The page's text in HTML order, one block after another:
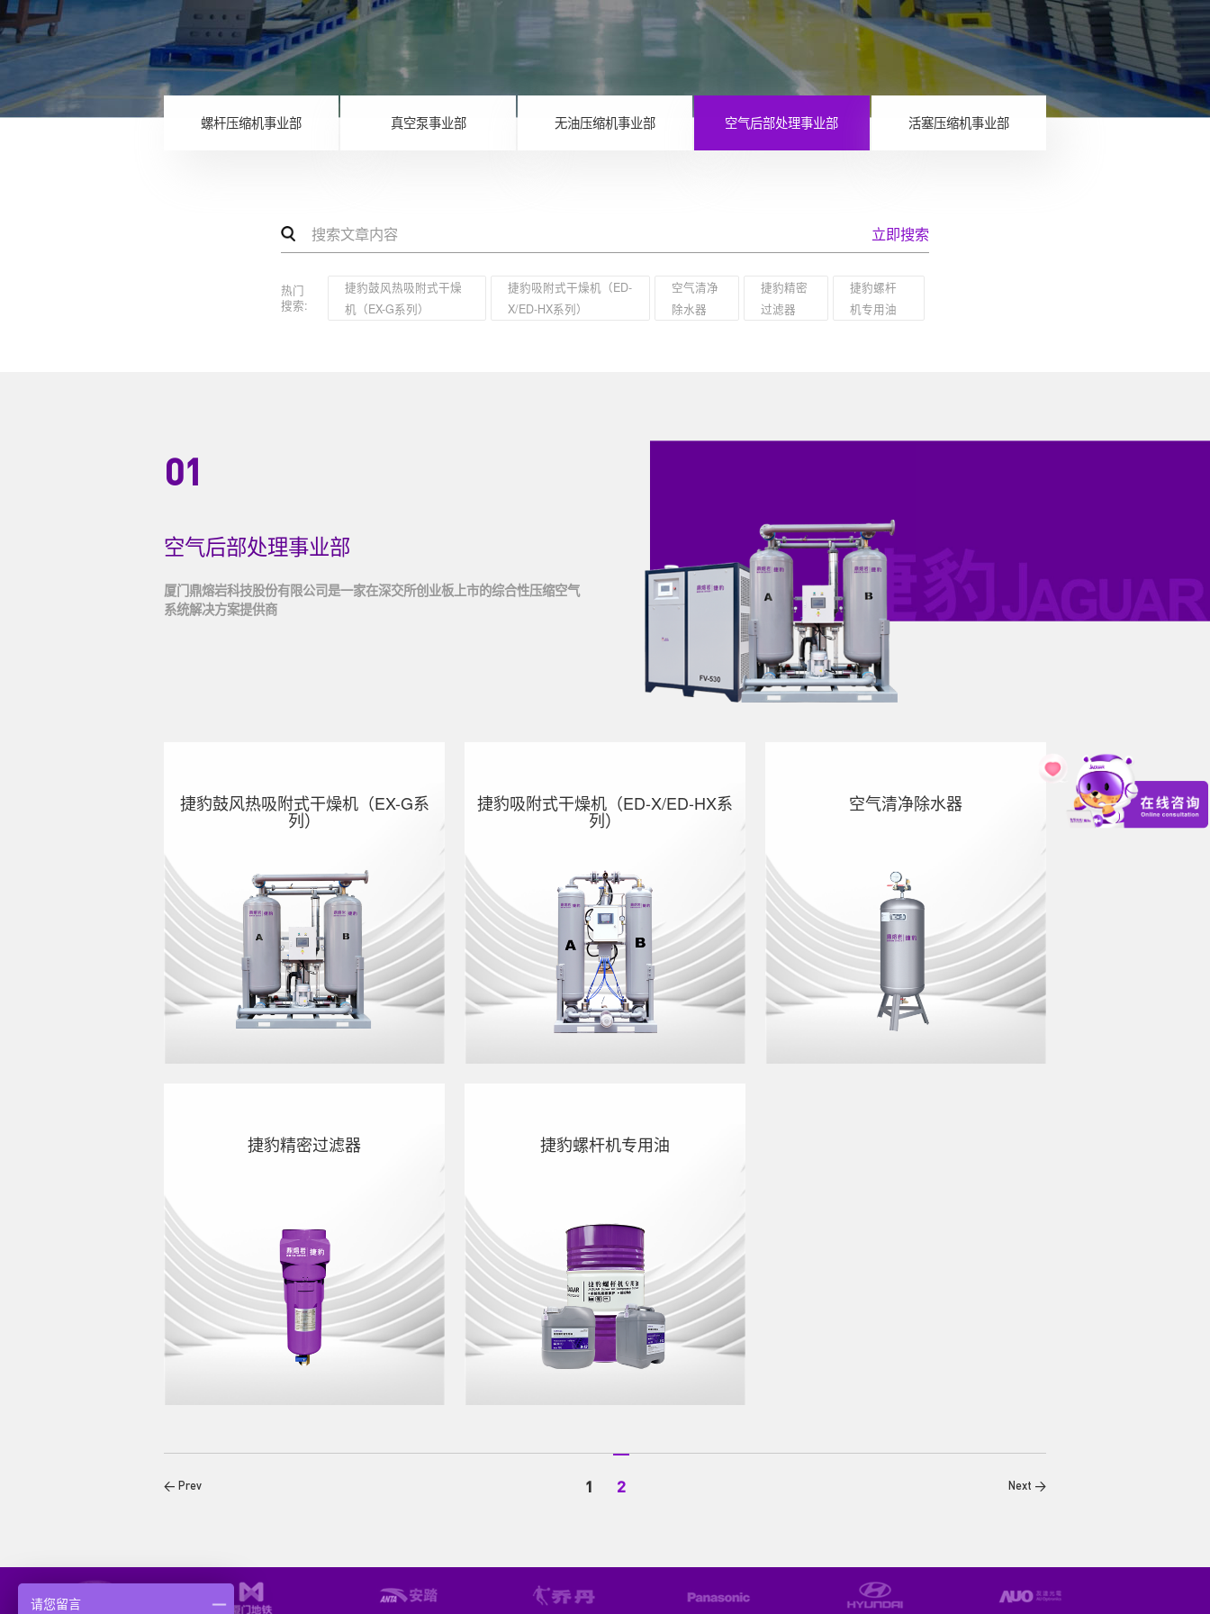
螺杆压缩机事业部 真空泵事业部 无油压缩机事业部 空气后部处理事业部 活塞压缩机事业部
立即搜索
热门
搜索:
捷豹鼓风热吸附式干燥
机（EX-G系列）
捷豹吸附式干燥机（ED-
X/ED-HX系列）
空气清净
除水器
捷豹精密
过滤器
捷豹螺杆
机专用油
01
空气后部处理事业部
厦门鼎熔岩科技股份有限公司是一家在深交所创业板上市的综合性压缩空气
系统解决方案提供商
捷豹鼓风热吸附式干燥机（EX-G系
列）
列）
捷豹吸附式干燥机（ED-X/ED-HX系
列）
列）
空气清净除水器
捷豹精密过滤器 捷豹螺杆机专用油
捷豹螺杆机专用油
< Prev 1 2 Next >
请您留言